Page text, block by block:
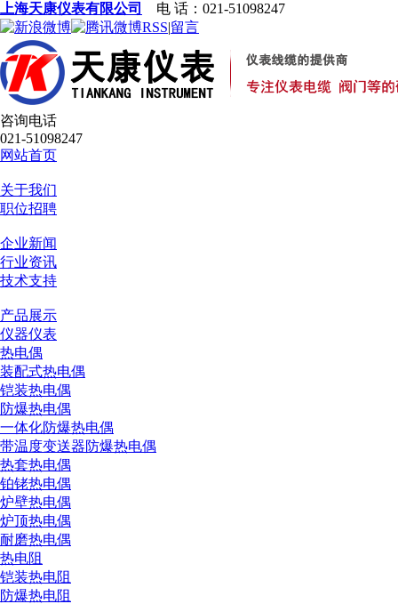
上海天康仪表有限公司
电 话：021-51098247
RSS|留言
咨询电话
021-51098247
网站首页
关于我们
职位招聘
企业新闻
行业资讯
技术支持
产品展示
仪器仪表
热电偶
装配式热电偶
铠装热电偶
防爆热电偶
一体化防爆热电偶
带温度变送器防爆热电偶
热套热电偶
铂铑热电偶
炉壁热电偶
炉顶热电偶
耐磨热电偶
热电阻
铠装热电阻
防爆热电阻